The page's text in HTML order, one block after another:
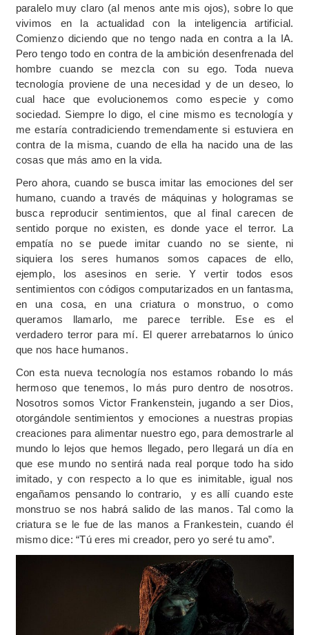
paralelo muy claro (al menos ante mis ojos), sobre lo que
vivimos en la actualidad con la inteligencia artificial.
Comienzo diciendo que no tengo nada en contra a la IA.
Pero tengo todo en contra de la ambición desenfrenada del
hombre cuando se mezcla con su ego. Toda nueva
tecnología proviene de una necesidad y de un deseo, lo
cual hace que evolucionemos como especie y como
sociedad. Siempre lo digo, el cine mismo es tecnología y
me estaría contradiciendo tremendamente si estuviera en
contra de la misma, cuando de ella ha nacido una de las
cosas que más amo en la vida.
Pero ahora, cuando se busca imitar las emociones del ser
humano, cuando a través de máquinas y hologramas se
busca reproducir sentimientos, que al final carecen de
sentido porque no existen, es donde yace el terror. La
empatía no se puede imitar cuando no se siente, ni
siquiera los seres humanos somos capaces de ello,
ejemplo, los asesinos en serie. Y vertir todos esos
sentimientos con códigos computarizados en un fantasma,
en una cosa, en una criatura o monstruo, o como
queramos llamarlo, me parece terrible. Ese es el
verdadero terror para mí. El querer arrebatarnos lo único
que nos hace humanos.
Con esta nueva tecnología nos estamos robando lo más
hermoso que tenemos, lo más puro dentro de nosotros.
Nosotros somos Victor Frankenstein, jugando a ser Dios,
otorgándole sentimientos y emociones a nuestras propias
creaciones para alimentar nuestro ego, para demostrarle al
mundo lo lejos que hemos llegado, pero llegará un día en
que ese mundo no sentirá nada real porque todo ha sido
imitado, y con respecto a lo que es inimitable, igual nos
engañamos pensando lo contrario, y es allí cuando este
monstruo se nos habrá salido de las manos. Tal como la
criatura se le fue de las manos a Frankestein, cuando él
mismo dice: “Túeres mi creador, pero yo seré tu amo”.